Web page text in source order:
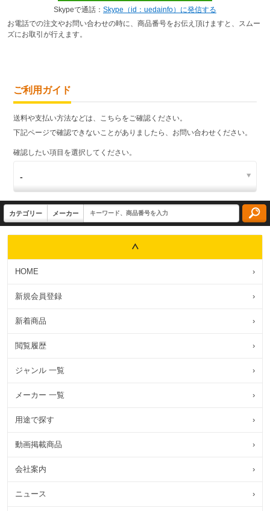
Skypeで通話： Skype（id：uedainfo）に発信する
お電話での注文やお問い合わせの時に、商品番号をお伝え頂けますと、スムー
ズにお取引が行えます。
ご利用ガイド
送料や支払い方法などは、こちらをご確認ください。
下記ページで確認できないことがありましたら、お問い合わせください。
確認したい項目を選択してください。
HOME ›
新規会員登録 ›
新着商品 ›
閲覧履歴 ›
ジャンル 一覧 ›
メーカー 一覧 ›
用途で探す ›
動画掲載商品 ›
会社案内 ›
ニュース ›